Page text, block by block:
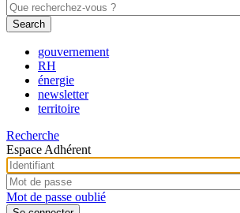
gouvernement
RH
énergie
newsletter
territoire
Recherche
Espace Adhérent
Mot de passe oublié